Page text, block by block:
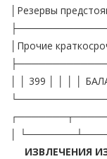
│Резервы
│Прочие
│ │ 399 │ │ │ │
│
ИЗВЛЕЧЕНИЯ